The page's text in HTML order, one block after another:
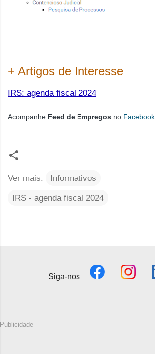
+ Artigos de Interesse
IRS: agenda fiscal 2024
Acompanhe Feed de Empregos no Facebook
Ver mais:
Informativos
IRS - agenda fiscal 2024
Siga-nos
Publicidade